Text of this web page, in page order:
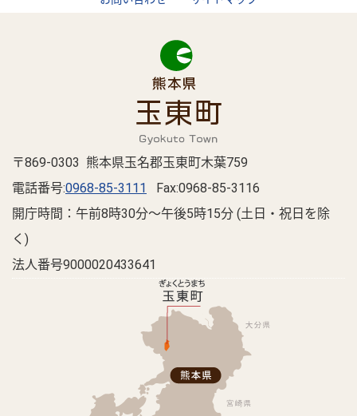
〒869-0303 熊本県玉名郡玉東町木葉759
電話番号:0968-85-3111
Fax:0968-85-3116
開庁時間：午前8時30分～午後5時15分 (土日・祝日を除
く)
法人番号9000020433641